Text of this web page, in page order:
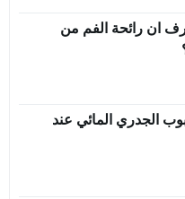
ان رائحة الفم من
الجدري المائي عند